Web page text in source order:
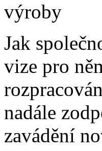
výroby
Jak
vize pro
nadále
zavádění